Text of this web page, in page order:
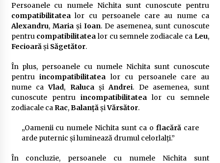
Persoanele cu numele Nichita sunt cunoscute pentru
compatibilitatealor cu persoanele care au nume ca
Alexandru, Mariași Ioan. De asemenea, sunt cunoscute
pentru compatibilitatealor cu semnele zodiacale ca Leu,
Fecioarăși Săgetător.
În plus, persoanele cu numele Nichita sunt cunoscute
pentru incompatibilitatea lor cu persoanele care au
nume caVlad, RalucașiAndrei. De asemenea, sunt
cunoscute pentru incompatibilitatealor cu semnele
zodiacale ca Rac,BalanțășiVărsător.
„Oamenii cu numele Nichita sunt ca o flacărăcare
arde puternic și luminează drumul celorlalți.”
În concluzie, persoanele cu numele Nichita sunt